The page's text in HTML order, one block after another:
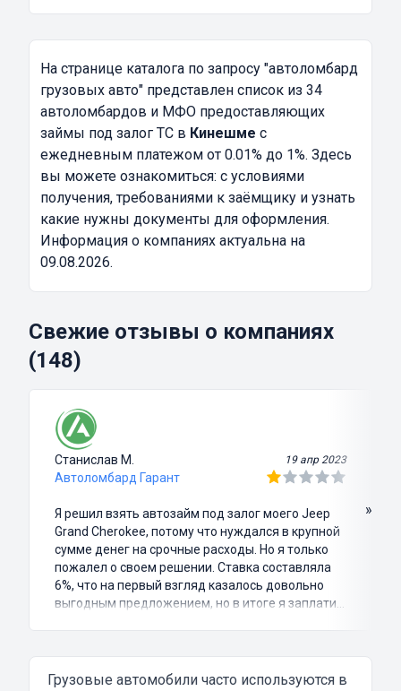
На странице каталога по запросу "автоломбард
грузовых авто" представлен список из 34
автоломбардов и МФО предоставляющих
займы под залог ТС в Кинешме с
ежедневным платежом от 0.01% до 1%. Здесь
вы можете ознакомиться: с условиями
получения, требованиями к заёмщику и узнать
какие нужны документы для оформления.
Информация о компаниях актуальна на
09.08.2026.
Свежие отзывы о компаниях
(148)
Станислав М. 19 апр 2023
Автоломбард Гарант
Я решил взять автозайм под залог моего Jeep
Grand Cherokee, потому что нуждался в крупной
сумме денег на срочные расходы. Но я только
пожалел о своем решении. Ставка составляла
6%, что на первый взгляд казалось довольно
выгодным предложением, но в итоге я заплатил
затянутым и занял много времени и усилий.
Никакого профессионализма и
»
Грузовые автомобили часто используются в